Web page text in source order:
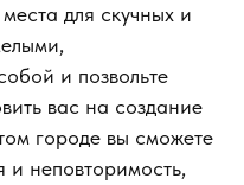
для скучных и
и позвольте
вас на создание
городе вы сможете
и неповторимость,